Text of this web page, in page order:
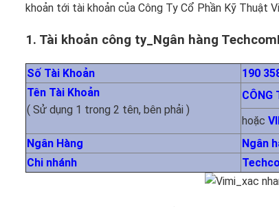
khoản tới tài khoản của Công Ty Cổ Phần Kỹ Thuật
1. Tài khoản công ty_Ngân hàng
Số Tài Khoản
190
Tên Tài Khoản
( Sử dụng 1 trong 2 tên, bên phải )
CÔNG
hoặc
Ngân Hàng
Ngân
Chi nhánh